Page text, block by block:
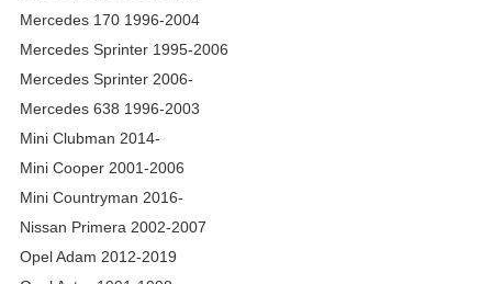
Mercedes 170 1996-2004
Mercedes Sprinter 1995-2006
Mercedes Sprinter 2006-
Mercedes 638 1996-2003
Mini Clubman 2014-
Mini Cooper 2001-2006
Mini Countryman 2016-
Nissan Primera 2002-2007
Opel Adam 2012-2019